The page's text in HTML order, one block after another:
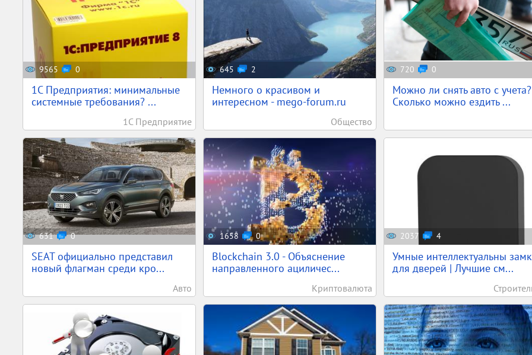
9565 0
1С Предприятия: минимальные
системные требования? ...
1С Предприятие
645 2
Немного о красивом и
интересном - mego-forum.ru
Общество
720 0
Можно ли снять авто с учета?
Сколько можно ездить ...
631 0
SEAT официально представил
новый флагман среди кро...
Авто
1658 0
Blockchain 3.0 - Объяснение
направленного ациличес...
Криптовалюта
2037 4
Умные интеллектуальны
для дверей | Лучшие см...